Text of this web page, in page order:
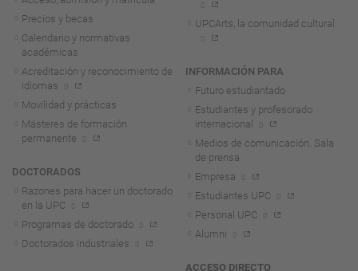
Precios y becas
Calendario y normativas
académicas
Acreditación y reconocimiento de
idiomas
Movilidad y prácticas
Másteres de formación
permanente
DOCTORADOS
Razones para hacer un doctorado
en la UPC
Programas de doctorado
Doctorados industriales
UPCArts, la comunidad cultural
INFORMACIÓN PARA
Futuro estudiantado
Estudiantes y profesorado
internacional
Medios de comunicación. Sala
de prensa
Empresa
Estudiantes UPC
Personal UPC
Alumni
ACCESO DIRECTO